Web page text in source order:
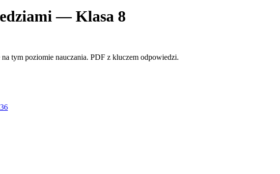
— Klasa 8
tym poziomie nauczania. PDF z kluczem odpowiedzi.
36